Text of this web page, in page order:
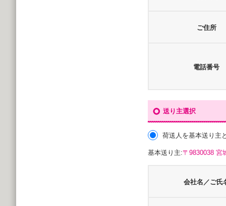
ご住所
電話番号
送り主選択
荷送人を基本送り主
基本送り主:〒9830038 宮
会社名／ご氏